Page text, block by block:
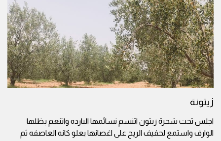
زيتونة
اجلس تحت شجرة زيتون اتنسم نسائمها البارده واتنعم بظلها
الوارف واستمع لحفيف الريح على اغصانها يعلو كانه العاصفه ثم